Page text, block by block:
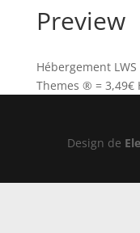
Preview
Hébergement
Themes ® = 3,49€
Design de